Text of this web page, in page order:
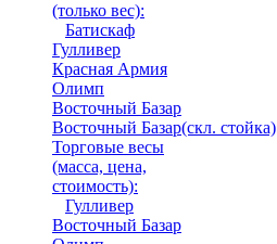
(только вес):
Батискаф
Гулливер
Красная Армия
Олимп
Восточный Базар
Восточный Базар(скл. стойка)
Торговые весы
(масса, цена,
стоимость):
Гулливер
Восточный Базар